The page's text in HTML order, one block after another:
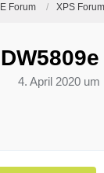
Forum XPS Forum
4. April 2020 um